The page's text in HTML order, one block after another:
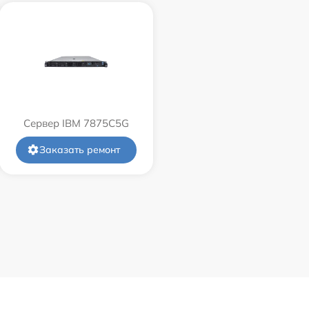
Сервер IBM 7875C5G
Заказать ремонт